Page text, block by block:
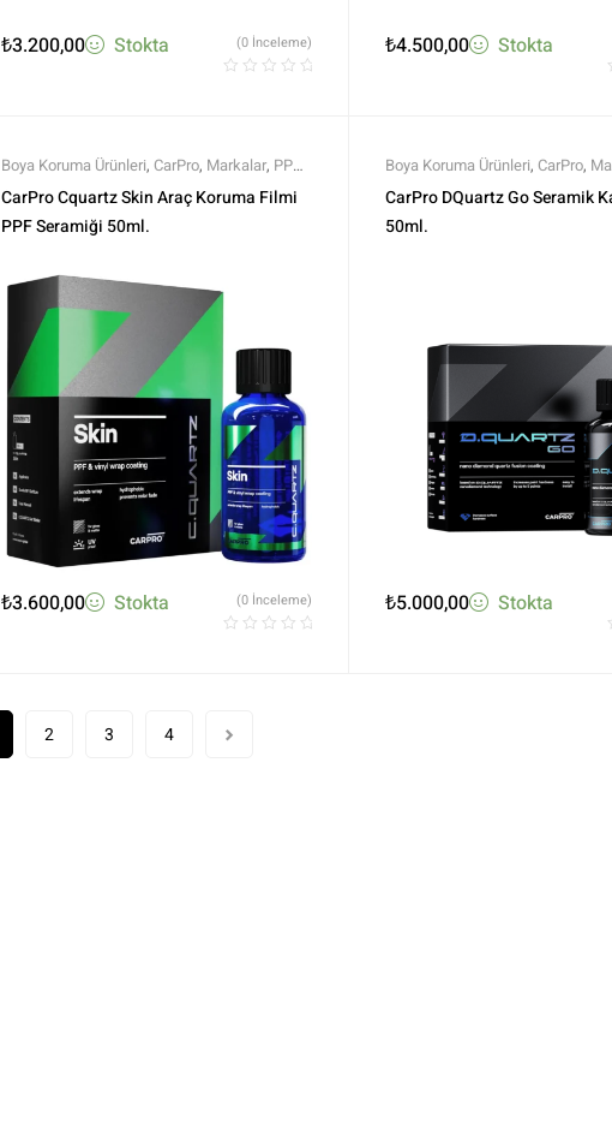
₺3.200,00 Stokta (0 İnceleme) ₺4.500,00 Stokta
Boya Koruma Ürünleri, CarPro, Markalar, PPF
Kaplama Ürünleri,Tüm Ürünler,Tüm Ürünler
CarPro Cquartz Skin Araç Koruma Filmi
PPF Seramiği 50ml.
₺3.600,00 Stokta (0 İnceleme)
Boya Koruma Ürünleri, CarPro,
Profesyonel Seramikler,Seramik
Koruma
CarPro DQuartz Go Seramik
50ml.
₺5.000,00 Stokta
2 3 4